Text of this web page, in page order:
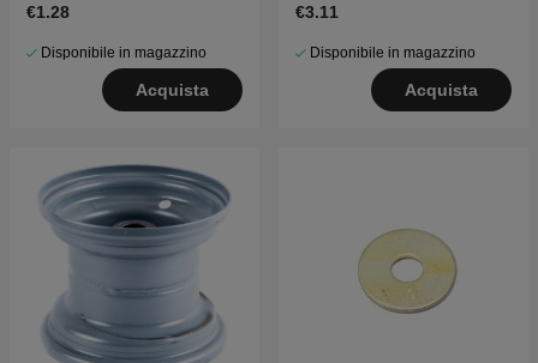
€1.28
Disponibile in magazzino
Acquista
€3.11
Disponibile in magazzino
Acquista